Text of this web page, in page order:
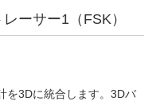
ーサー1（FSK）
を3Dに統合します。3Dバ